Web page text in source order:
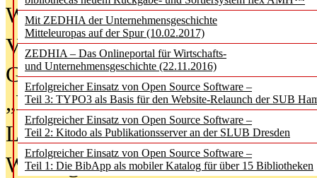
Mit ZEDHIA der Unternehmensgeschichte
Mitteleuropas auf der Spur (10.02.2017)
ZEDHIA – Das Onlineportal für Wirtschafts-
und Unternehmensgeschichte (22.11.2016)
Erfolgreicher Einsatz von Open Source Software –
Teil 3: TYPO3 als Basis für den Website-Relaunch der SUB
Erfolgreicher Einsatz von Open Source Software –
Teil 2: Kitodo als Publikationsserver an der SLUB Dresden
Erfolgreicher Einsatz von Open Source Software –
Teil 1: Die BibApp als mobiler Katalog für über 15 Bibliotheken
Wenn Bots katalogisieren
Von Abschlusskleidern bis
Geisterjagd-Ausrüstung in der
„Library of Things“ unterwegs
Lesen als Infrastrukturaufgabe
Wie Jugendliche Social Media